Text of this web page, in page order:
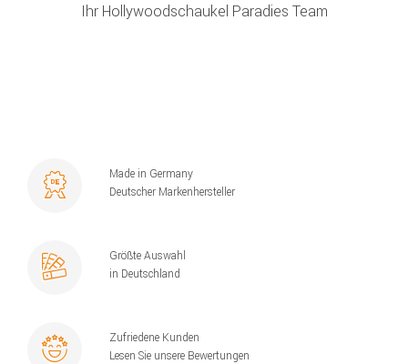
Ihr Hollywoodschaukel Paradies Team
Made in Germany
Deutscher Markenhersteller
Größte Auswahl
in Deutschland
Zufriedene Kunden
Lesen Sie unsere Bewertungen